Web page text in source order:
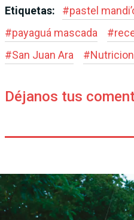
Etiquetas: #pastel
#payaguá mascada #
#San Juan Ara #
Déjanos tus